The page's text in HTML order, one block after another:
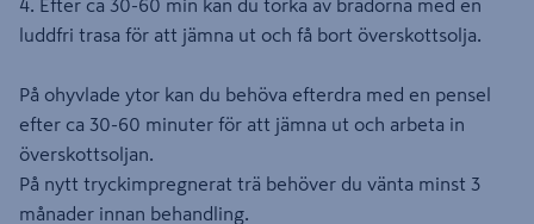
4. Efter ca 30-60 min kan du torka av brädorna med en
luddfri trasa för att jämna ut och få bort överskottsolja.
På ohyvlade ytor kan du behöva efterdra med en pensel
efter ca 30-60 minuter för att jämna ut och arbeta in
överskottsoljan.
På nytt tryckimpregnerat trä behöver du vänta minst 3
månader innan behandling.